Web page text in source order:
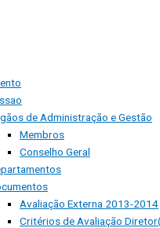
de Administração e Gestão
Membros
Conselho Geral
Avaliação Externa 2013-2014
Critérios de Avaliação